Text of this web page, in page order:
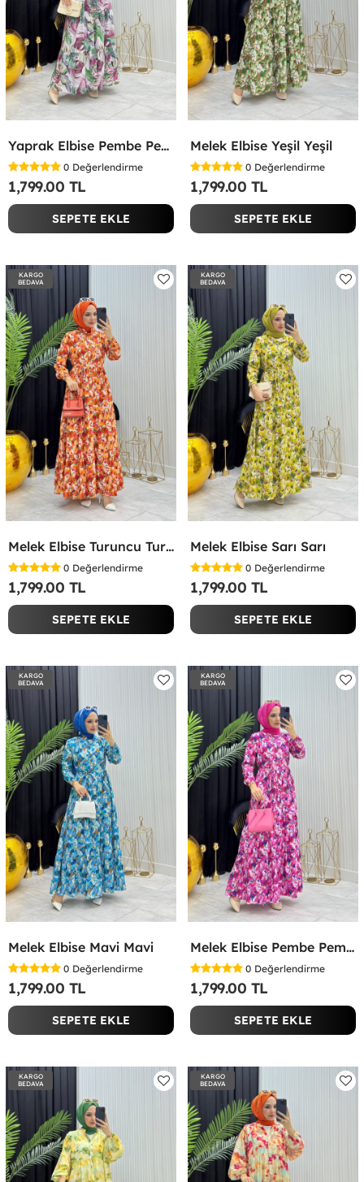
Yaprak Elbise Pembe Pembe
0 Değerlendirme
1,799.00 TL
SEPETE EKLE
Melek Elbise Yeşil Yeşil
0 Değerlendirme
1,799.00 TL
SEPETE EKLE
KARGO
BEDAVA
Melek Elbise Turuncu Turuncu
0 Değerlendirme
1,799.00 TL
SEPETE EKLE
KARGO
BEDAVA
Melek Elbise Sarı Sarı
0 Değerlendirme
1,799.00 TL
SEPETE EKLE
KARGO
BEDAVA
Melek Elbise Mavi Mavi
0 Değerlendirme
1,799.00 TL
SEPETE EKLE
KARGO
BEDAVA
Melek Elbise Pembe Pembe
0 Değerlendirme
1,799.00 TL
SEPETE EKLE
KARGO
BEDAVA
KARGO
BEDAVA